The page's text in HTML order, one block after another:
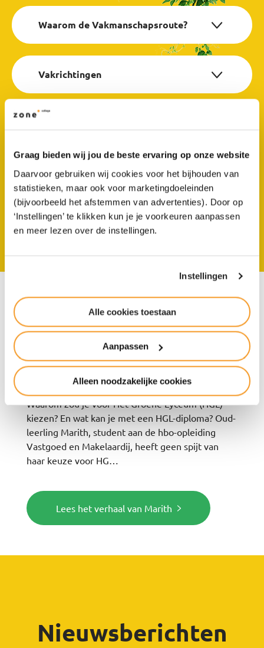
Graag bieden wij jou de beste ervaring op onze website
Daarvoor gebruiken wij cookies voor het bijhouden van
statistieken, maar ook voor marketingdoeleinden
(bijvoorbeeld het afstemmen van advertenties). Door op
‘Instellingen’ te klikken kun je je voorkeuren aanpassen
en meer lezen over de instellingen.
Instellingen
Alle cookies toestaan
Aanpassen
Alleen noodzakelijke cookies
Waarom de Vakmanschapsroute?
Vakrichtingen
Ontdek wat jij wil en kan
Mbo-diploma niveau 2
“Bij Het Groene Lyceum
haal je je kennis niet
alleen uit boeken”
Waarom zou je voor Het Groene Lyceum (HGL)
kiezen? En wat kan je met een HGL-diploma? Oud-
leerling Marith, student aan de hbo-opleiding
Vastgoed en Makelaardij, heeft geen spijt van
haar keuze voor HG…
Lees het verhaal van Marith
Nieuwsberichten